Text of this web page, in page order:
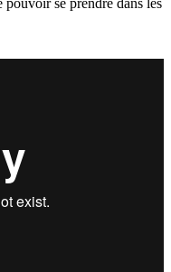
pouvoir se prendre dans les